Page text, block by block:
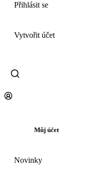
Přihlásit se
Vytvořit účet
Můj účet
Novinky